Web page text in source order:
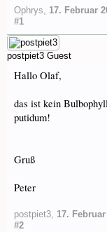
Ophrys, 17. Februar
#1
postpiet3 Guest
Hallo Olaf,
das ist kein
putidum!
Gruß
Peter
postpiet3, 17. Februar
#2